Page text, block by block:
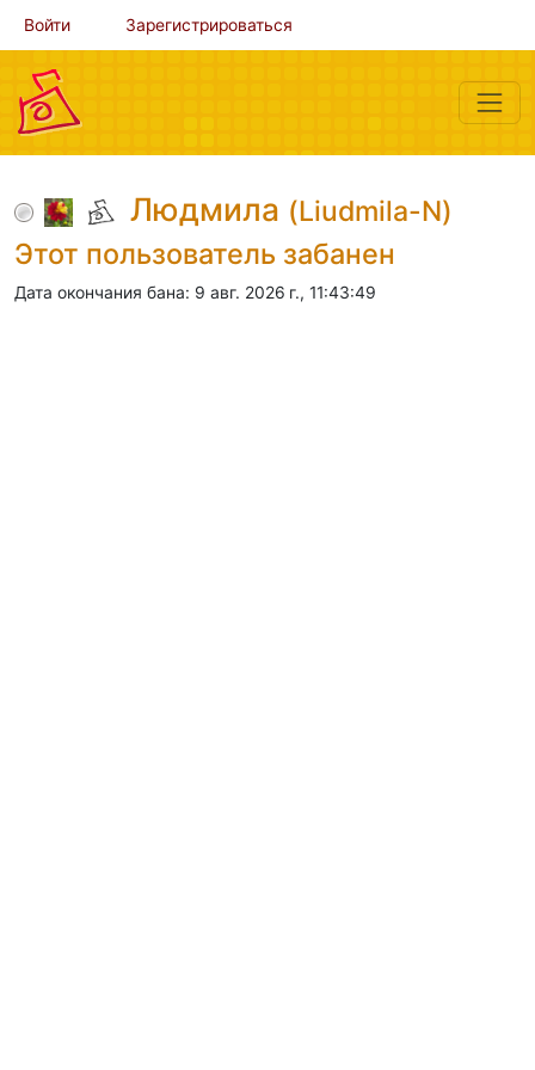
Войти Зарегистрироваться
Людмила (Liudmila-N)
Этот пользователь забанен
Дата окончания бана: 9 авг. 2026 г., 11:43:49